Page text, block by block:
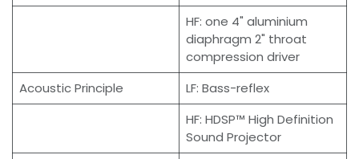
HF: one 4" aluminium
diaphragm 2" throat
compression driver
Acoustic Principle
LF: Bass-reflex
HF: HDSP™ High Definition
Sound Projector